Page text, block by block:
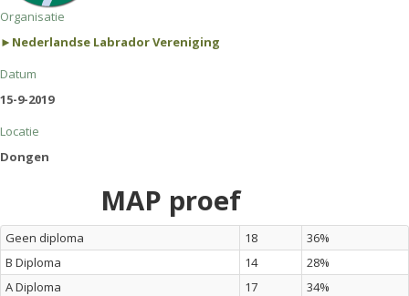
Organisatie
►Nederlandse Labrador Vereniging
Datum
15-9-2019
Locatie
Dongen
MAP proef
Geen diploma 18
36%
B Diploma
14
28%
A Diploma
17
34%